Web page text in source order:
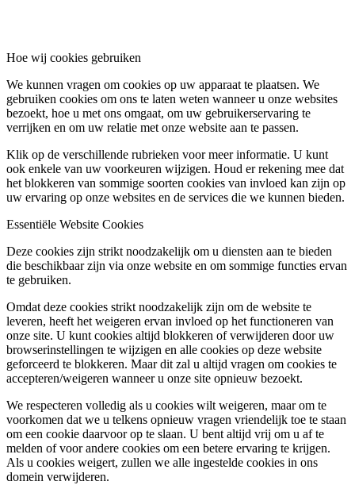
Hoe wij cookies gebruiken
We kunnen vragen om cookies op uw apparaat te plaatsen. We
gebruiken cookies om ons te laten weten wanneer u onze websites
bezoekt, hoe u met ons omgaat, om uw gebruikerservaring te
verrijken en om uw relatie met onze website aan te passen.
Klik op de verschillende rubrieken voor meer informatie. U kunt
ook enkele van uw voorkeuren wijzigen. Houd er rekening mee dat
het blokkeren van sommige soorten cookies van invloed kan zijn op
uw ervaring op onze websites en de services die we kunnen bieden.
Essentiële Website Cookies
Deze cookies zijn strikt noodzakelijk om u diensten aan te bieden
die beschikbaar zijn via onze website en om sommige functies ervan
te gebruiken.
Omdat deze cookies strikt noodzakelijk zijn om de website te
leveren, heeft het weigeren ervan invloed op het functioneren van
onze site. U kunt cookies altijd blokkeren of verwijderen door uw
browserinstellingen te wijzigen en alle cookies op deze website
geforceerd te blokkeren. Maar dit zal u altijd vragen om cookies te
accepteren/weigeren wanneer u onze site opnieuw bezoekt.
We respecteren volledig als u cookies wilt weigeren, maar om te
voorkomen dat we u telkens opnieuw vragen vriendelijk toe te staan
om een cookie daarvoor op te slaan. U bent altijd vrij om u af te
melden of voor andere cookies om een betere ervaring te krijgen.
Als u cookies weigert, zullen we alle ingestelde cookies in ons
domein verwijderen.